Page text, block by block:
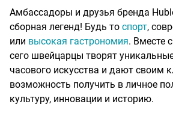
Амбассадоры и друзья бренда
сборная легенд! Будь то спорт,
или высокая гастрономия. Вместе
сего швейцарцы творят
часового искусства и дают своим
возможность получить в личное
культуру, инновации и историю.